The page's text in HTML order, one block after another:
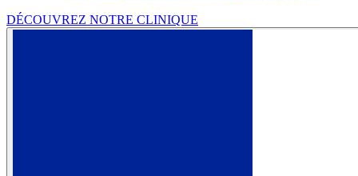
DÉCOUVREZ NOTRE CLINIQUE